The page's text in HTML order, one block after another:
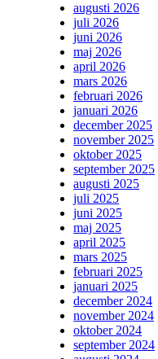
augusti 2026
juli 2026
juni 2026
maj 2026
april 2026
mars 2026
februari 2026
januari 2026
december 2025
november 2025
oktober 2025
september 2025
augusti 2025
juli 2025
juni 2025
maj 2025
april 2025
mars 2025
februari 2025
januari 2025
december 2024
november 2024
oktober 2024
september 2024